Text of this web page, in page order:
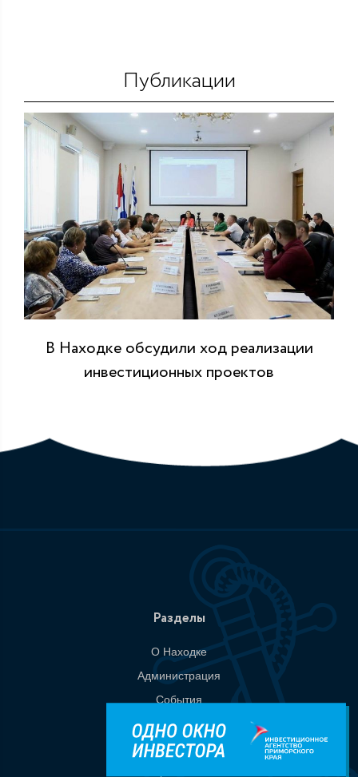
Публикации
В Находке обсудили ход реализации
инвестиционных проектов
Разделы
О Находке
Администрация
События
Документы
Национальные проекты